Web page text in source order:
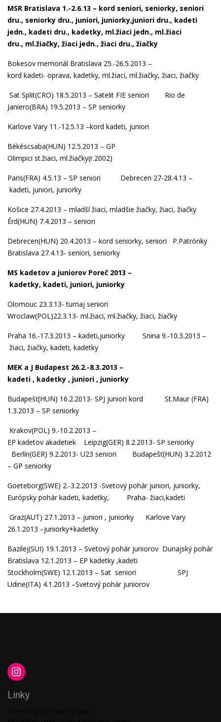
MSR Bratislava 1.-2.6.13 – kord seniori, seniorky, seniori
dru., seniorky dru., juniori, juniorky,juniori dru., kadeti
jedn., kadeti dru., kadetky, ml.žiaci jedn., ml.žiaci
dru., ml.žiačky, žiaci jedn., žiaci dru., žiačky
Bokesov memoriál Bratislava 25.-26.5.2013 –
kord kadeti- oprava, kadetky, ml.žiaci, ml.žiačky, žiaci, žiačky
Sat Split(CRO) 18.5.2013 – Satelit FIE seniori Rio de
Janiero(BRA) 19.5.2013 – SP seniorky
Karlove Vary 11.-12.5.13 –kord kadeti, juniori
Békéscsaba(HUN) 12.5.2013 – GP
Olimpici st.žiaci, ml.žiačky(r.2002)
Paris(FRA) 4.5.13 – SP seniori Debrecen 27-28.4.13 –
kadeti, juniori, juniorky
Košice 27.4.2013 – mladší žiaci, mladšie žiačky, žiaci, žiačky
Érd(HUN) 7.4.2013 – seniori
Debrecen(HUN) 20.4.2013 – kord seniorky, seniori
P.Patrónky
Bratislava 27.4.13- seniori, seniorky
MS kadetov a juniorov Poreč 2013 –
kadetky, kadeti, juniori, juniorky
Olomouc 23.3.13-turnaj seniori
Wroclaw(POL)22.3.13- ml.žiaci, ml.žiačky, žiaci, žiačky
Praha 16.-17.3.2013 – kadeti,juniorky Snina 9.-10.3.2013 –
žiaci, žiačky, kadeti, kadetky
MEK a J Budapest 26.2.-8.3.2013 –
kadeti , kadetky , juniori , juniorky
Budapešť(HUN) 16.2.2013- SPJ juniori kord
St.Maur (FRA)
1.3.2013 – SP seniorky
Krakov(POL) 9.-10.2.2013 –
EP kadetov akadetiek Leipzig(GER) 8.2.2013- SP seniorky
Berlín(GER) 9.2.2013- U23 seniori
Budapešť(HUN) 3.2.2012
– GP seniorky
Goeteborg(SWE) 2.-3.2.2013 -Svetový pohár juniori, juniorky,
Európsky pohárkadeti, kadetky, Praha- žiaci,kadeti
Graz(AUT) 27.1.2013 – juniori , juniorky Karlove Vary
26.1.2013 –juniorky+kadetky
Bazilej(SUI) 19.1.2013 – Svetový pohár juniorov Dunajský pohár
Bratislava 12.1.2013 – EP kadetky ,kadeti
Stockholm(SWE) 12.1.2013 – Sat seniori SPJ
Udine(ITA) 4.1.2013 –Svetový pohár juniorov
Linky